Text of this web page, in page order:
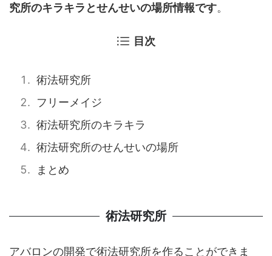
究所のキラキラとせんせいの場所情報です。
目次
術法研究所
フリーメイジ
術法研究所のキラキラ
術法研究所のせんせいの場所
まとめ
術法研究所
アバロンの開発で術法研究所を作ることができま